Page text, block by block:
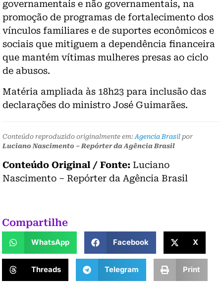
governamentais e não governamentais, na
promoção de programas de fortalecimento dos
vínculos familiares e de suportes econômicos e
sociais que mitiguem a dependência financeira
que mantém vítimas mulheres presas ao ciclo
de abusos.
Matéria ampliada às 18h23 para inclusão das
declarações do ministro José Guimarães.
Conteúdo reproduzido originalmente em: Agencia Brasil por
Luciano Nascimento – Repórter da Agência Brasil
Conteúdo Original / Fonte: Luciano
Nascimento – Repórter da Agência Brasil
Compartilhe
WhatsApp Facebook X
Threads Telegram Print